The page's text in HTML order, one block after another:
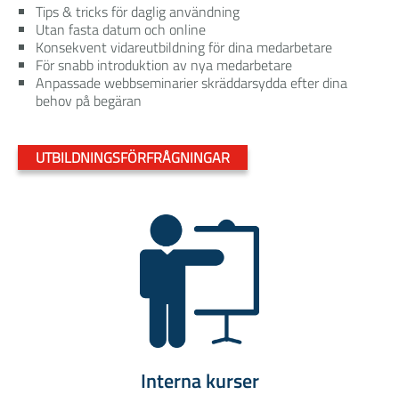
Tips & tricks för daglig användning
Utan fasta datum och online
Konsekvent vidareutbildning för dina medarbetare
För snabb introduktion av nya medarbetare
Anpassade webbseminarier skräddarsydda efter dina
behov på begäran
UTBILDNINGSFÖRFRÅGNINGAR
Interna kurser